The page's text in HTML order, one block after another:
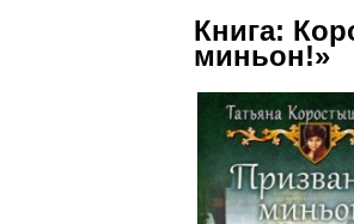
Книга:
миньон!»